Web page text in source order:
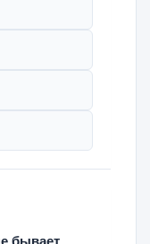
бывает